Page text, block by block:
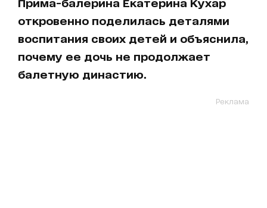
откровенно поделилась деталями
воспитания своих детей и объяснила,
почему ее дочь не продолжает
балетную династию.
Реклама